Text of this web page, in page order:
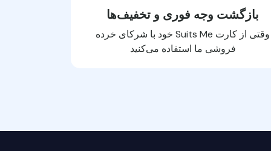
بازگشت وجه فوری و تخفیف‌ها
وقتی از کارت Suits Me خود با شرکای خرده
فروشی ما استفاده می‌کنید